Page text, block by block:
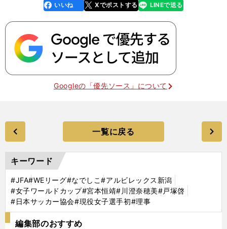
faceboo
k
いいね Xでポストする
line LINEで送る
Googleの「優先ソース」について
一覧に戻る
キーワード
#JFA#WEリーグ#なでしこ#アルビレックス新潟
#女子ワールドカップ#宮本恒靖#川澄奈穂美#戸塚啓
#日本サッカー協会#現役女子選手初#理事
編集部のおすすめ